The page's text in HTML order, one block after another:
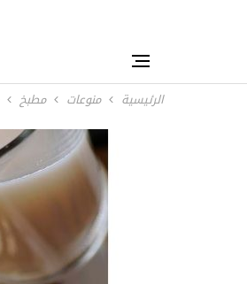
الرئيسية منوعات مطبخ